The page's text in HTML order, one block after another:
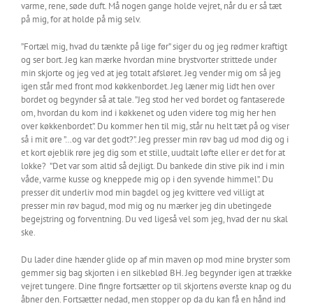
varme, rene, søde duft. Må nogen gange holde vejret, når du er så tæt
på mig, for at holde på mig selv.
”Fortæl mig, hvad du tænkte på lige før” siger du og jeg rødmer kraftigt
og ser bort. Jeg kan mærke hvordan mine brystvorter strittede under
min skjorte og jeg ved at jeg totalt afsløret. Jeg vender mig om så jeg
igen står med front mod køkkenbordet. Jeg læner mig lidt hen over
bordet og begynder så at tale. ”Jeg stod her ved bordet og fantaserede
om, hvordan du kom ind i køkkenet og uden videre tog mig her hen
over køkkenbordet”. Du kommer hen til mig, står nu helt tæt på og viser
så i mit øre ”…og var det godt?”. Jeg presser min røv bag ud mod dig og i
et kort øjeblik røre jeg dig som et stille, uudtalt løfte eller er det for at
lokke? ”Det var som altid så dejligt. Du bankede din stive pik ind i min
våde, varme kusse og kneppede mig op i den syvende himmel”. Du
presser dit underliv mod min bagdel og jeg kvittere ved villigt at
presser min røv bagud, mod mig og nu mærker jeg din ubetingede
begejstring og forventning. Du ved ligeså vel som jeg, hvad der nu skal
ske.
Du lader dine hænder glide op af min maven op mod mine bryster som
gemmer sig bag skjorten i en silkeblød BH. Jeg begynder igen at trække
vejret tungere. Dine fingre fortsætter op til skjortens øverste knap og du
åbner den. Fortsætter nedad, men stopper op da du kan få en hånd ind